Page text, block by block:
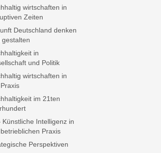
wirtschaften in
Zeiten
Deutschland denken
gestalten
in
und Politik
wirtschaften in
im 21ten
Künstliche Intelligenz in
Praxis
Perspektiven